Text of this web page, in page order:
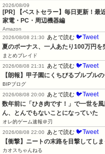
2026/08/09
[PR] 【ベストセラー】毎日更新！
家電・PC・周辺機器編
Amazon
2026/08/08 21:30
あとで読む 🐦Tweet
夏のボーナス、一人あたり100万円を
まとめブレイド
2026/08/08 21:31
あとで読む 🐦Tweet
【朗報】甲子園にくちびるプルプル
BIPブログ
2026/08/08 20:00
あとで読む 🐦Tweet
数年前に「ひき肉です！」で一世を
ん、とんでもないことになっていた
オレ的ゲーム速報＠刃
2026/08/08 22:00
あとで読む 🐦Tweet
【衝撃】ニートの末路を目撃してし
カオスちゃんねる